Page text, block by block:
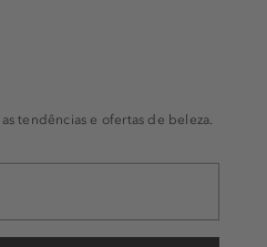
tendências e ofertas de beleza.